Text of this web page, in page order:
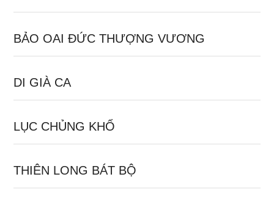
BẢO OAI ĐỨC THƯỢNG VƯƠNG
DI GIÀ CA
LỤC CHỦNG KHỔ
THIÊN LONG BÁT BỘ